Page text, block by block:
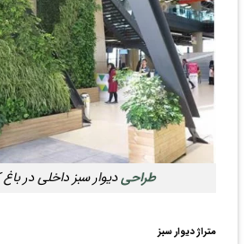
طراحیدیوار سبز داخلی در
متراژ دیوار سبز